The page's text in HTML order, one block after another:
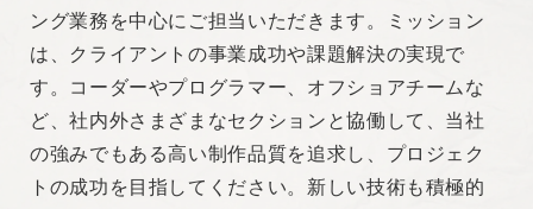
・新しい技術を学び続け、周りにアウトプットでき
る
・変化を楽しみ、課題に柔軟に対応できる
・自責思考で考え、チームでの成果や成長を目指せ
ング業務を中心にご担当いただきます。ミッション
は、クライアントの事業成功や課題解決の実現で
す。コーダーやプログラマー、オフショアチームな
ど、社内外さまざまなセクションと協働して、当社
の強みでもある高い制作品質を追求し、プロジェク
トの成功を目指してください。新しい技術も積極的